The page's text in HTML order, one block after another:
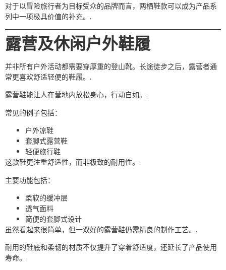
对于以冒险旅行者为目标受众的品牌而言，两栖鞋款可以成为产品系
列中一项极具价值的补充。.
露营及休闲户外鞋履
并非所有户外活动都需要穿厚重的登山靴。长途徒步之后，露营者通
常更喜欢舒适轻便的鞋履。.
露营鞋能让人在营地内放松身心，行动自如。.
常见的例子包括：
户外凉鞋
套脚式露营鞋
轻便旅行鞋
这款鞋更注重舒适性，而非极致的耐用性。.
主要功能包括：
柔软的缓冲层
透气面料
简便的套脚式设计
虽然看起来很简单，但一双好的露营鞋仍需精良的制作工艺。.
耐用的鞋底和柔韧的材质不仅提升了穿着舒适度，还延长了产品使用
寿命。.